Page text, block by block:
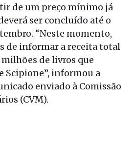
de um preço mínimo já
ser concluído até o
“Neste momento,
de informar a receita total
de livros que
Scipione”, informou a
enviado à Comissão
(CVM).